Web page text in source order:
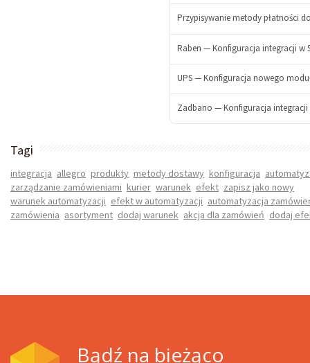
+
+
+
Przypisywanie metody płatności
Raben — Konfiguracja integracji w
UPS — Konfiguracja nowego
+
Zadbano — Konfiguracja integracji
-
+
Tagi
integracja allegro produkty metody dostawy konfiguracja
zarządzanie zamówieniami kurier warunek efekt zapisz jako nowy
warunek automatyzacji efekt w automatyzacji automatyzacja
zamówienia asortyment dodaj warunek akcja dla zamówień dodaj
Bądź na bieżąco